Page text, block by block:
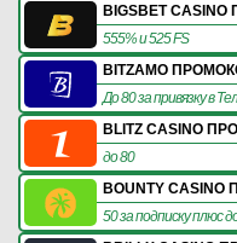
BIGSBET
555% и 525 FS
BITZAMO
До 80 за привязку в
BLITZ CASINO
до 80
BOUNTY
50 за подписку плюс